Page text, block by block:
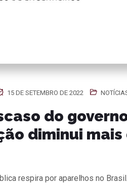
15 DE SETEMBRO DE 2022
do
diminui mais
respira por aparelhos no